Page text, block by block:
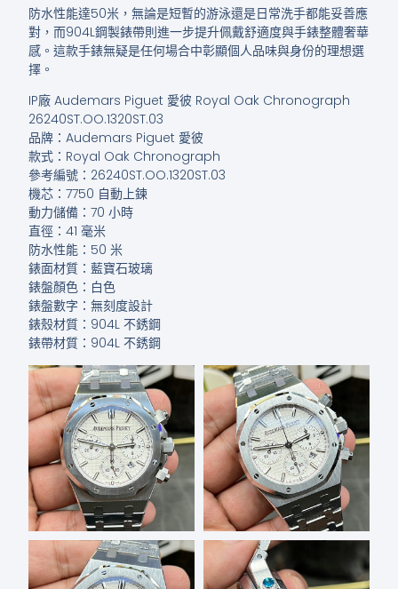
防水性能達50米，無論是短暫的游泳還是日常洗手都能妥善應
對，而904L鋼製錶帶則進一步提升佩戴舒適度與手錶整體奢華
感。這款手錶無疑是任何場合中彰顯個人品味與身份的理想選
擇。
IP廠 Audemars Piguet 愛彼 Royal Oak Chronograph
26240ST.OO.1320ST.03
品牌：Audemars Piguet 愛彼
款式：Royal Oak Chronograph
參考編號：26240ST.OO.1320ST.03
機芯：7750 自動上鍊
動力儲備：70 小時
直徑：41 毫米
防水性能：50 米
錶面材質：藍寶石玻璃
錶盤顏色：白色
錶盤數字：無刻度設計
錶殼材質：904L 不銹鋼
錶帶材質：904L 不銹鋼